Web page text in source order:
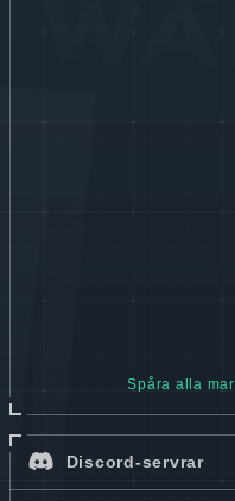
Spåra alla
Discord-servrar